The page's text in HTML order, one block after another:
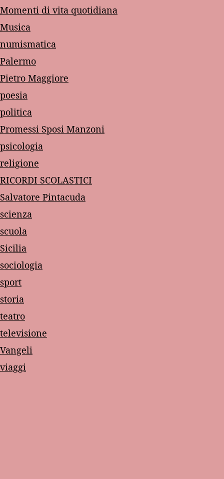
Momenti di vita quotidiana
Musica
numismatica
Palermo
Pietro Maggiore
poesia
politica
Promessi Sposi Manzoni
psicologia
religione
RICORDI SCOLASTICI
Salvatore Pintacuda
scienza
scuola
Sicilia
sociologia
sport
storia
teatro
televisione
Vangeli
viaggi